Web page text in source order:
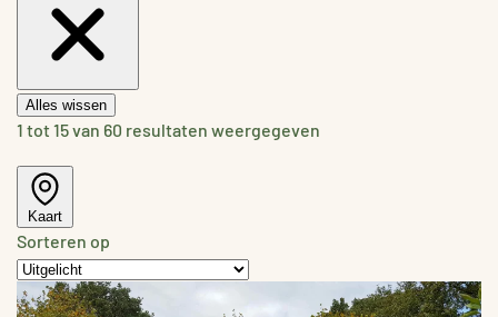
Alles wissen
1 tot 15 van 60 resultaten weergegeven
Kaart
Sorteren op